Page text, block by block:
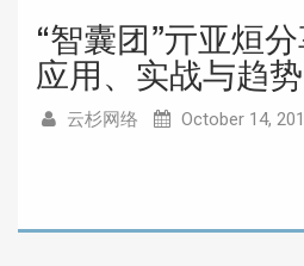
“智囊团”亓亚烜
应用、实战与趋势
云杉网络 October 14,